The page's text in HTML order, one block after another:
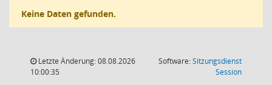
Keine Daten gefunden.
Letzte Änderung: 08.08.2026
10:00:35
Software:Sitzungsdienst
Session(Wird in